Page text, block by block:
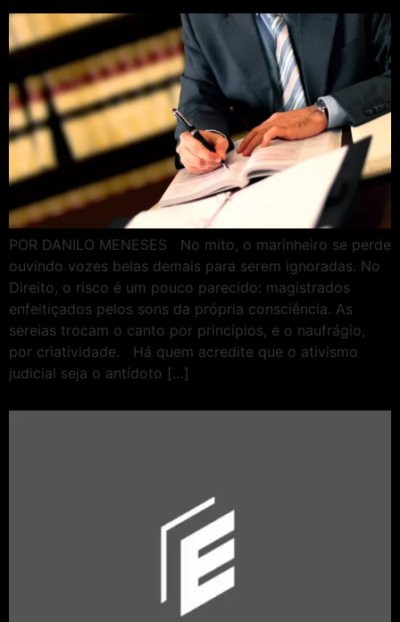
POR DANILO MENESES No mito, o marinheiro se perde
ouvindo vozes belas demais para serem ignoradas. No
Direito, o risco é um pouco parecido: magistrados
enfeitiçados pelos sons da própria consciência. As
sereias trocam o canto por princípios, e o naufrágio,
por criatividade. Há quem acredite que o ativismo
judicial seja o antídoto […]